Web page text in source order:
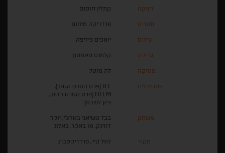
הפקה קתלין חוסנס
תסריט פרדריקה מיחום
צילום יואכים פיליפה
עריכה קלמנס סאמסון
מוזיקה לה מוטל
פסטיבלים
JEF (פרס הסרט הטוב),
FIFEM (פרס הסרט הטוב,
ציון לשבח)
משחק
בבל טשיאני באלוג'י, יוקה
דווינק, מו באקר, באלוג'
מקור לוול קיי., פרדריקסברג